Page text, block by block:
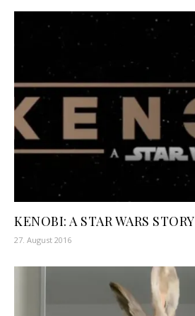
KENOBI: A STAR WARS STORY
27. August 2016